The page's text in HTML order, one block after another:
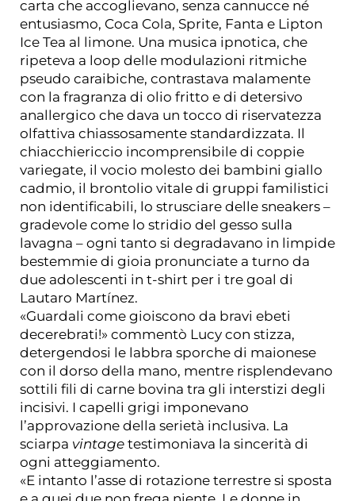
carta che accoglievano, senza cannucce né
entusiasmo, Coca Cola, Sprite, Fanta e Lipton
Ice Tea al limone. Una musica ipnotica, che
ripeteva a loop delle modulazioni ritmiche
pseudo caraibiche, contrastava malamente
con la fragranza di olio fritto e di detersivo
anallergico che dava un tocco di riservatezza
olfattiva chiassosamente standardizzata. Il
chiacchiericcio incomprensibile di coppie
variegate, il vocio molesto dei bambini giallo
cadmio, il brontolio vitale di gruppi familistici
non identificabili, lo strusciare delle sneakers –
gradevole come lo stridio del gesso sulla
lavagna – ogni tanto si degradavano in limpide
bestemmie di gioia pronunciate a turno da
due adolescenti in t-shirt per i tre goal di
Lautaro Martínez.
«Guardali come gioiscono da bravi ebeti
decerebrati!» commentò Lucy con stizza,
detergendosi le labbra sporche di maionese
con il dorso della mano, mentre risplendevano
sottili fili di carne bovina tra gli interstizi degli
incisivi. I capelli grigi imponevano
l’approvazione della serietà inclusiva. La
sciarpa vintage testimoniava la sincerità di
ogni atteggiamento.
«E intanto l’asse di rotazione terrestre si sposta